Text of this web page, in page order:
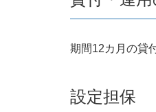
期間12カ月の貸
設定担保